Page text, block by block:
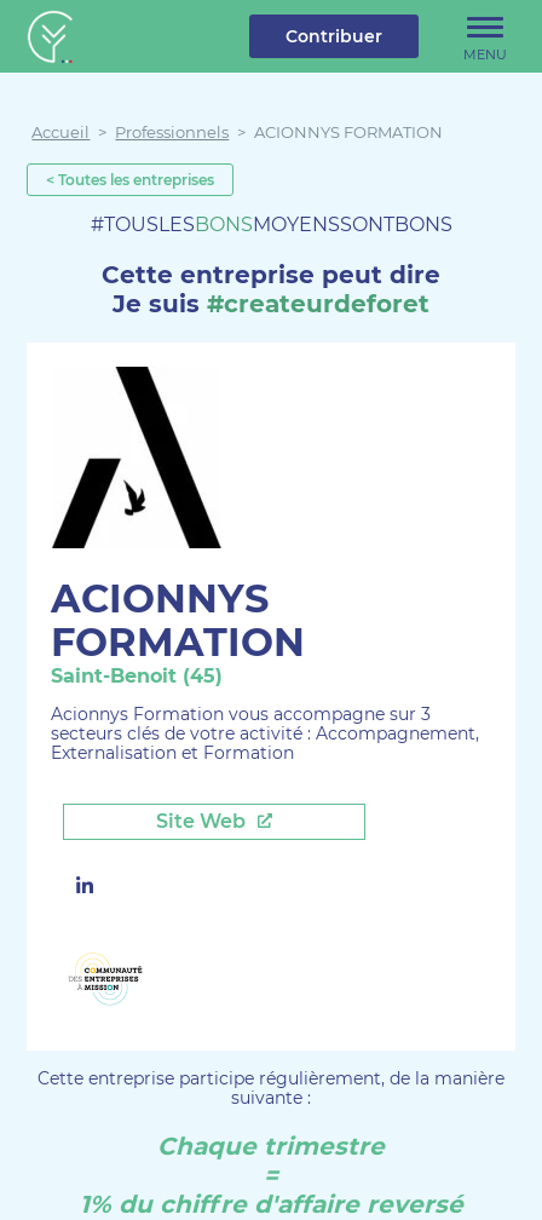
Créateur de forêt
MENU
Contribuer
Accueil > Professionnels > ACIONNYS FORMATION
< Toutes les entreprises
#TOUSLESBONSMOYENSSONTBONS
Cette entreprise peut dire
Je suis #createurdeforet
ACIONNYS
FORMATION
Saint-Benoit (45)
Acionnys Formation vous accompagne sur 3
secteurs clés de votre activité : Accompagnement,
Externalisation et Formation
Site Web
Cette entreprise participe régulièrement, de la manière
suivante :
Chaque trimestre
=
1% du chiffre d'affaire reversé